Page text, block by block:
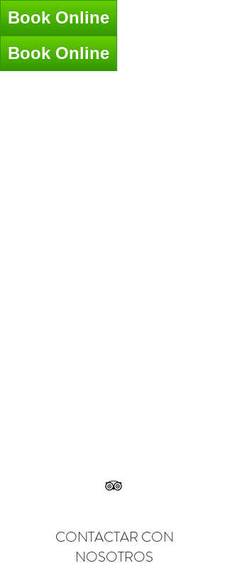
CONTACTAR CON
NOSOTROS